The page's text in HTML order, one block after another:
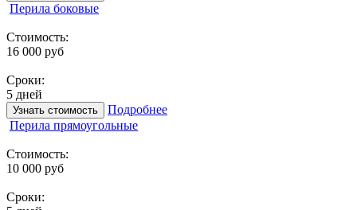
Перила боковые
Стоимость:
16 000 руб
Сроки:
5 дней
Узнать стоимость
Подробнее
Перила прямоугольные
Стоимость:
10 000 руб
Сроки: